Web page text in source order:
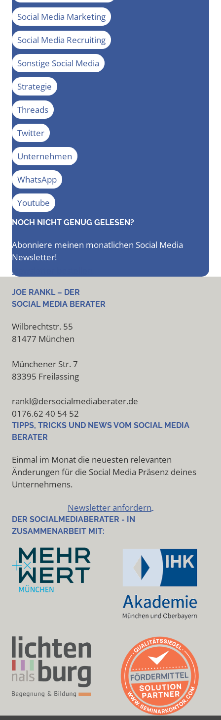
Social Media Marketing
Social Media Recruiting
Sonstige Social Media
Strategie
Threads
Twitter
Unternehmen
WhatsApp
Youtube
NOCH NICHT GENUG GELESEN?
Abonniere meinen monatlichen Social Media
Newsletter!
Newsletter bestellen
JOE RANKL – DER
SOCIAL MEDIA BERATER
Wilbrechtstr. 55
81477 München
Münchener Str. 7
83395 Freilassing
rankl@dersocialmediaberater.de
0176.62 40 54 52
TIPPS, TRICKS UND NEWS VOM SOCIAL MEDIA
BERATER
Einmal im Monat die neuesten relevanten
Änderungen für die Social Media Präsenz deines
Unternehmens.
Newsletter anfordern
DER SOCIALMEDIABERATER - IN
ZUSAMMENARBEIT MIT: